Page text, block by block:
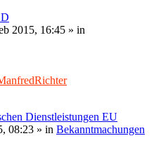
2015, 16:45 » in
Dienstleistungen EU
08:23 » in Bekanntmachungen